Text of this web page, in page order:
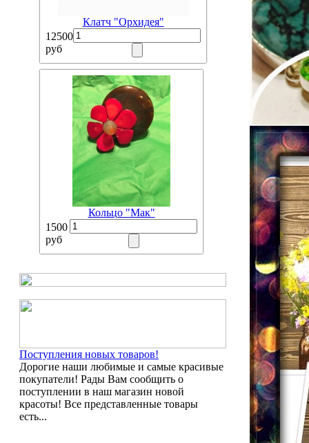
Клатч "Орхидея"
12500
руб
Кольцо "Мак"
1500
руб
Поступления новых товаров!
Дорогие наши любимые и самые красивые
покупатели! Рады Вам сообщить о
поступлении в наш магазин новой
красоты! Все представленные товары
есть...